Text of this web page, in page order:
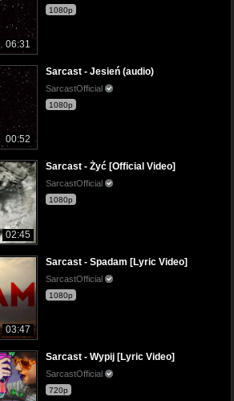
06:31
1080p
00:52
Sarcast - Jesień (audio)
SarcastOfficial
1080p
02:45
Sarcast - Żyć [Official Video]
SarcastOfficial
1080p
03:47
Sarcast - Spadam [Lyric Video]
SarcastOfficial
1080p
Sarcast - Wypij [Lyric Video]
SarcastOfficial
720p